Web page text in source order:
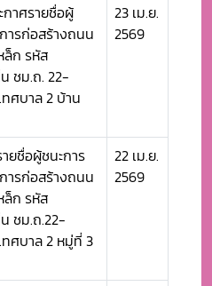
กาศรายชื่อผู้
ารก่อสร้างถนน
ล็ก รหัส
ชม.ถ. 22-
ศบาล 2 บ้าน
23 เม.ย.
2569
ยชื่อผู้ชนะการ
ารก่อสร้างถนน
ล็ก รหัส
ชม.ถ.22-
ศบาล 2 หมู่ที่ 3
22 เม.ย.
2569